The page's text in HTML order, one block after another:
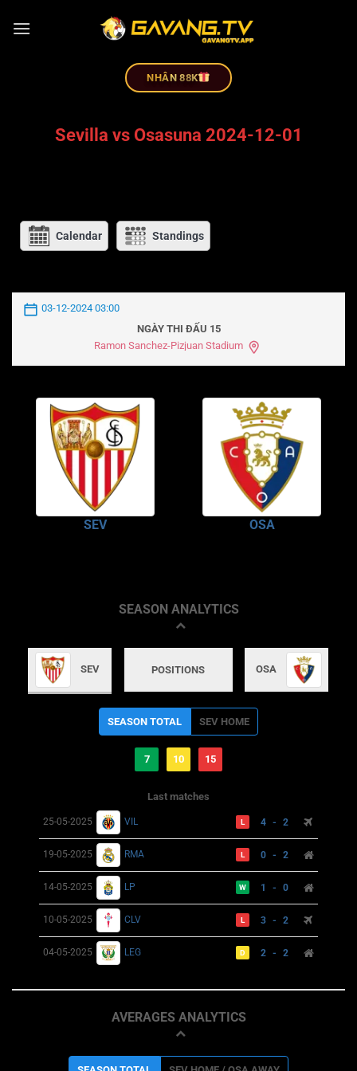
NHÂN 88K
Sevilla vs Osasuna 2024-12-01
Calendar Standings
03-12-2024 03:00
NGÀY THI ĐẤU 15
Ramon Sanchez-Pizjuan Stadium
SEV OSA
SEASON ANALYTICS
SEV POSITIONS OSA
SEASON TOTAL SEV HOME
7 10 15
Last matches
25-05-2025 VIL L 4 - 2
19-05-2025 RMA L 0 - 2
14-05-2025 LP W 1 - 0
10-05-2025 CLV L 3 - 2
04-05-2025 LEG D 2 - 2
AVERAGES ANALYTICS